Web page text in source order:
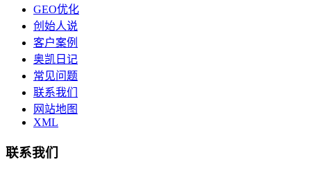
GEO优化
创始人说
客户案例
奥凯日记
常见问题
联系我们
网站地图
XML
联系我们